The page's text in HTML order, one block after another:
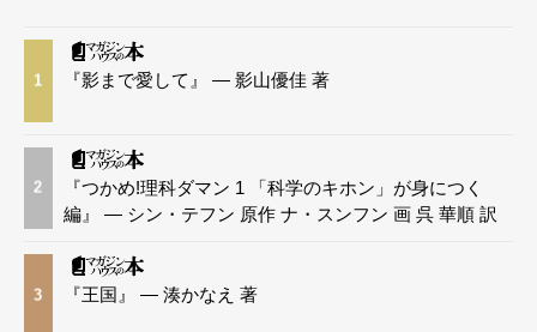
1 『影まで愛して』 — 影山優佳 著
2
『つかめ!理科ダマン 1 「科学のキホン」が身につく
編』 — シン・テフン 原作 ナ・スンフン 画 呉 華順 訳
3 『王国』 — 湊かなえ 著